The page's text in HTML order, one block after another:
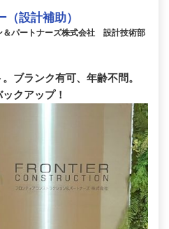
設計補助）
＆パートナーズ株式会社 設計技術部
ブランク有可、年齢不問。
クアップ！